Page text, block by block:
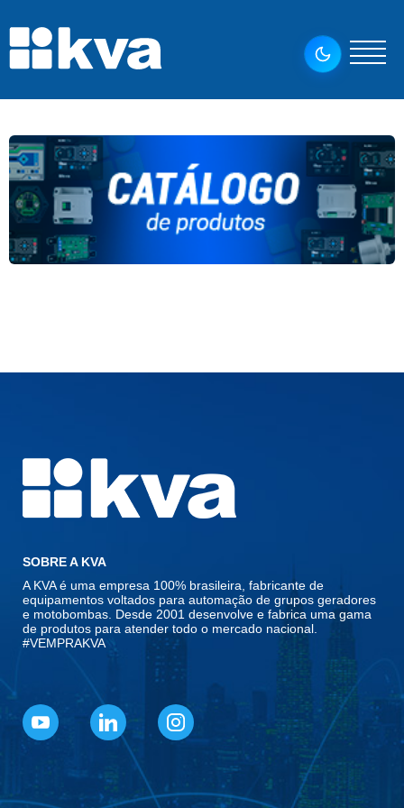
SOBRE A KVA
A KVA é uma empresa 100% brasileira, fabricante de
equipamentos voltados para automação de grupos geradores
e motobombas. Desde 2001 desenvolve e fabrica uma gama
de produtos para atender todo o mercado nacional.
#VEMPRAKVA